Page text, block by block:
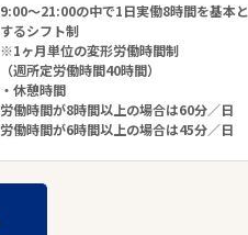
9:00～21:00の中で1日実働8時間を基本と
するシフト制
※1ヶ月単位の変形労働時間制
（週所定労働時間40時間）
・休憩時間
労働時間が8時間以上の場合は60分／日
労働時間が6時間以上の場合は45分／日